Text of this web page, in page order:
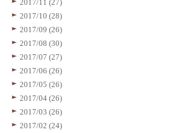
2017/11 (27)
2017/10 (28)
2017/09 (26)
2017/08 (30)
2017/07 (27)
2017/06 (26)
2017/05 (26)
2017/04 (26)
2017/03 (26)
2017/02 (24)